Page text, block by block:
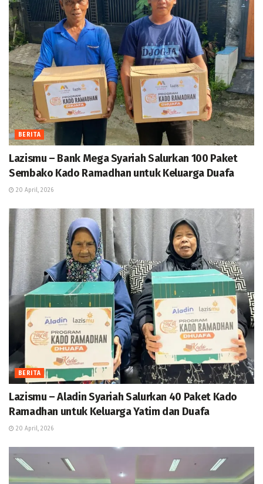
BERITA
Lazismu – Bank Mega Syariah Salurkan 100 Paket
Sembako Kado Ramadhan untuk Keluarga Duafa
20 April, 2026
BERITA
Lazismu – Aladin Syariah Salurkan 40 Paket Kado
Ramadhan untuk Keluarga Yatim dan Duafa
20 April, 2026